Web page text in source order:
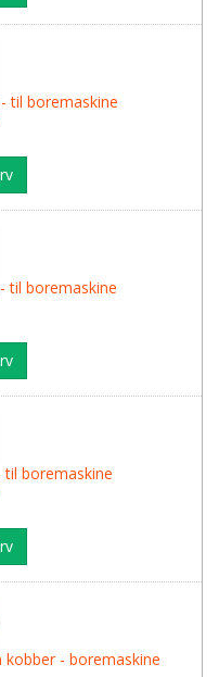
til boremaskine
til boremaskine
boremaskine
- boremaskine